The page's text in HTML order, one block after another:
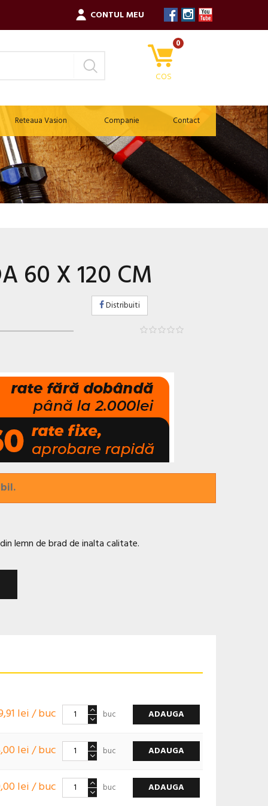
CONTUL MEU
0
COS
Reteaua Vasion Companie Contact
60 X 120 CM
Distribuiti
lemn de brad de inalta calitate.
lei / buc buc ADAUGA
lei / buc buc ADAUGA
lei / buc buc ADAUGA